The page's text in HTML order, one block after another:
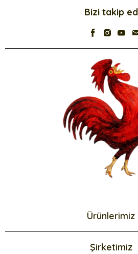
Bizi takip
Ürünlerimiz
Şirketimiz